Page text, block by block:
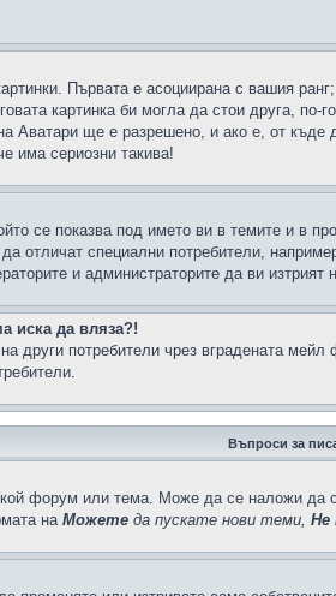
Първата е асоциирана с вашия
картинка би могла да стои друга, по-
Аватари ще е разрешено, и ако е, от
има сериозни такива!
се показва под името ви в темите и в
отличат специални потребители,
и администраторите да ви
иска да вляза?!
други потребители чрез вградената
Въпроси за
форум или тема. Може да се наложи
на Можете да пускате нови теми, Не